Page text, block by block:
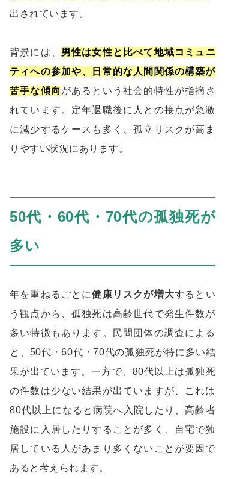
出されています。
背景には、 男性は女性と比べて地域コミュニ
ティへの参加や、日常的な人間関係の構築が
苦手な傾向 があるという社会的特性が指摘さ
れています。定年退職後に人との接点が急激
に減少するケースも多く、孤立リスクが高ま
りやすい状況にあります。
50代・60代・70代の孤独死が
多い
年を重ねるごとに健康リスクが増大するとい
う観点から、孤独死は高齢世代で発生件数が
多い特徴もあります。民間団体の調査による
と、50代・60代・70代の孤独死が特に多い結
果が出ています。一方で、80代以上は孤独死
の件数は少ない結果が出ていますが、これは
80代以上になると病院へ入院したり、高齢者
施設に入居したりすることが多く、自宅で独
居している人があまり多くないことが要因で
あると考えられます。